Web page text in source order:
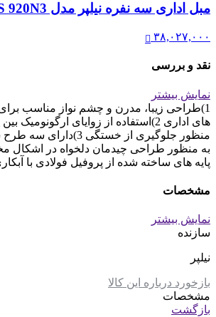
مبل اداری سه نفره نیلپر مدل OSS 920N3
۳۸,۰۲۷,۰۰۰
نقد و بررسی
نمایش بیشتر
1)طراحی زیبا، مدرن و چشم نواز مناسب
های اداری 2)استفاده از زوایای
منظور جلوگیری از خستگی
پایه های ساخته شده از پروفیل فولادی با
مشخصات
نمایش بیشتر
سازنده
نیلپر
بازخورد درباره این کالا
مشخصات
بازگشت